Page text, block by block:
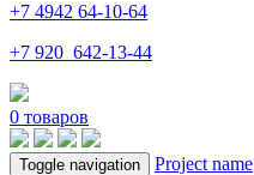
+7 4942 64-10-64
+7 920 642-13-44
0 товаров
Toggle navigation Project name